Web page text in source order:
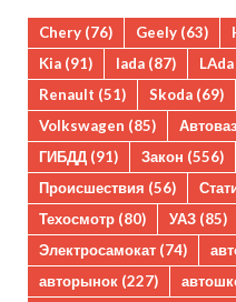
Chery (76) Geely (63)
Kia (91) lada (87)
Renault (51) Skoda (69)
Volkswagen (85) Автоваз
ГИБДД (91) Закон (556)
Происшествия (56)
Техосмотр (80) УАЗ (85)
Электросамокат (74)
авторынок (227)